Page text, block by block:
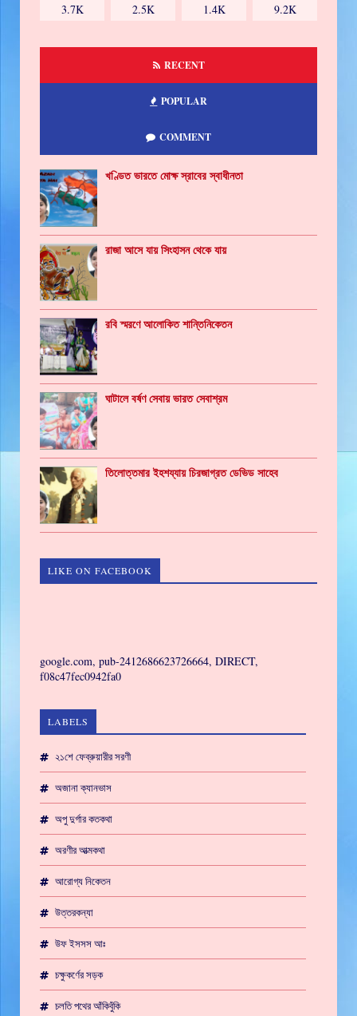
3.7K 2.5K 1.4K 9.2K
RECENT
POPULAR
COMMENT
খণ্ডিত ভারতে মোক্ষ স্রাবের স্বাধীনতা
রাজা আসে যায় সিংহাসন থেকে যায়
রবি স্মরণে আলোকিত শান্তিনিকেতন
ঘাটালে বর্ষণ সেবায় ভারত সেবাশ্রম
তিলোত্তমার ইহশয্যায় চিরজাগ্রত ডেভিড সাহেব
LIKE ON FACEBOOK
google.com, pub-2412686623726664, DIRECT,
f08c47fec0942fa0
LABELS
২১শে ফেব্রুয়ারীর সরণী
অজানা ক্যানভাস
অপু দুর্গার কতকথা
অরণীর আত্মকথা
আরোগ্য নিকেতন
উত্তরকন্যা
উফ ইসসস আঃ
চক্ষুকর্ণের সড়ক
চলতি পথের আঁকিবুঁকি